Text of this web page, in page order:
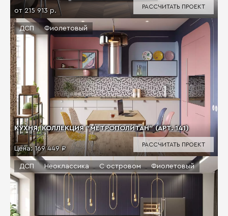
от 215 913 р.
РАССЧИТАТЬ ПРОЕКТ
КУХНЯ, КОЛЛЕКЦИЯ "МЕТРОПОЛИТАН" (АРТ. 141)
Цена: 169 449 ₽
ДСП Фиолетовый
РАССЧИТАТЬ ПРОЕКТ
ДСП Неоклассика С островом Фиолетовый